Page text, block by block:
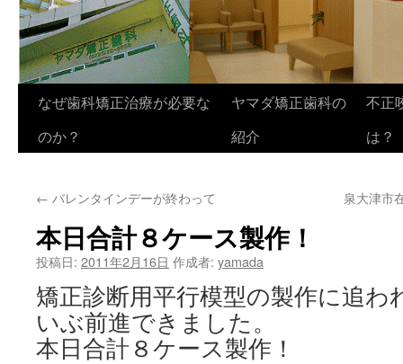
ン
ン
ツ
へ
ス
キ
なぜ歯科矯正治療が必要な
のか？
ヤマダ矯正歯科の
紹介
不正
は？
← バレンタインデーが終わって 泉大津市
本日合計８ケース製作！
投稿日: 2011年2月16日 作成者: yamada
矯正診断用平行模型の製作に追
いぶ前進できました。
本日合計８ケース製作！